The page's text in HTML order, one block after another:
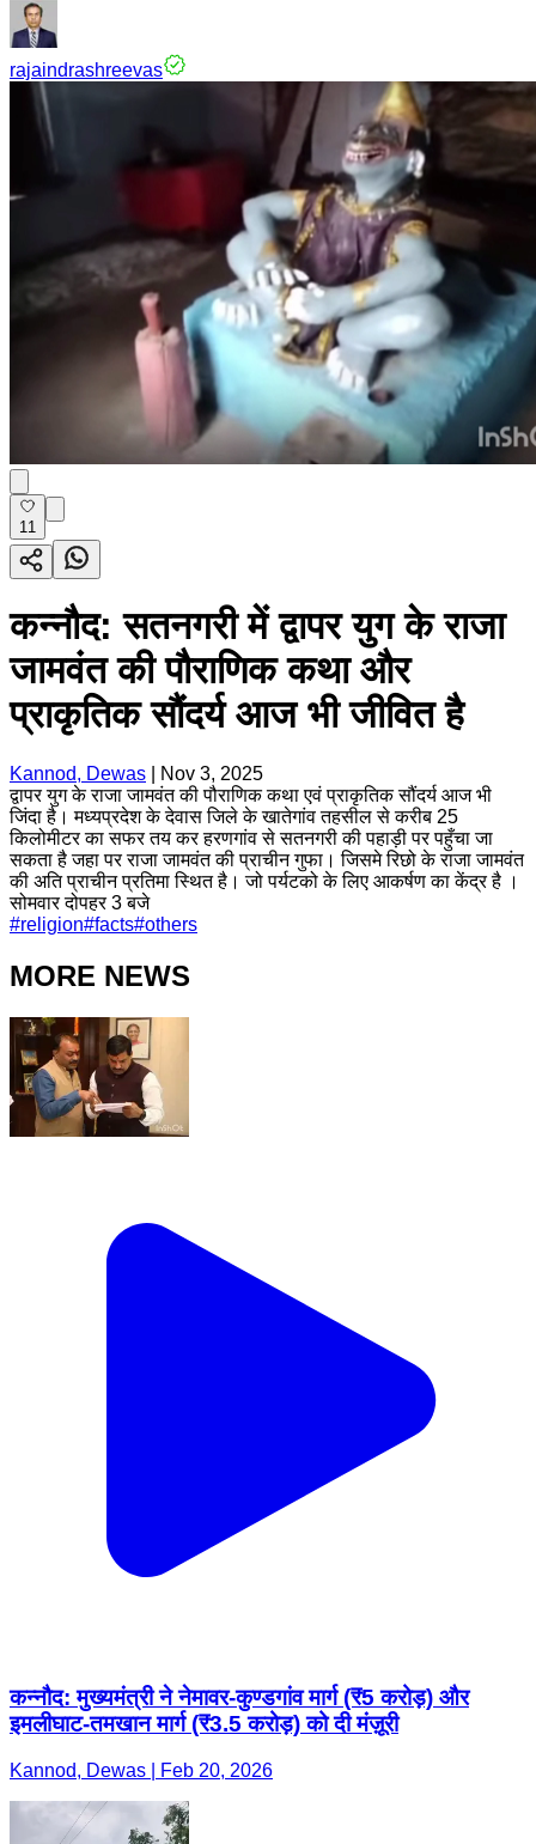
rajaindrashreevas
11
कन्नौद: सतनगरी में द्वापर युग के राजा
जामवंत की पौराणिक कथा और
प्राकृतिक सौंदर्य आज भी जीवित है
Kannod, Dewas
Nov 3, 2025
द्वापर युग के राजा जामवंत की पौराणिक कथा एवं प्राकृतिक सौंदर्य आज भी
जिंदा है। मध्यप्रदेश के देवास जिले के खातेगांव तहसील से करीब 25
किलोमीटर का सफर तय कर हरणगांव से सतनगरी की पहाड़ी पर पहुँचा जा
सकता है जहा पर राजा जामवंत की प्राचीन गुफा। जिसमे रिछो के राजा जामवंत
की अति प्राचीन प्रतिमा स्थित है। जो पर्यटको के लिए आकर्षण का केंद्र है ।
सोमवार दोपहर 3 बजे
#religion#facts#others
MORE NEWS
कन्नौद: मुख्यमंत्री ने नेमावर-कुण्डगांव मार्ग (₹5 करोड़) और
इमलीघाट-तमखान मार्ग (₹3.5 करोड़) को दी मंज़ूरी
Kannod, Dewas | Feb 20, 2026